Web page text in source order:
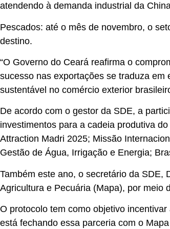
atendendo à demanda industrial da
Pescados: até o mês de novembro, o
destino.
“O Governo do Ceará reafirma o
sucesso nas exportações se traduza
sustentável no comércio exterior
De acordo com o gestor da SDE, a
investimentos para a cadeia produtiva
Attraction Madri 2025; Missão
Gestão de Água, Irrigação e Energia;
Também este ano, o secretário da SDE,
Agricultura e Pecuária (Mapa), por meio
O protocolo tem como objetivo
está fechando essa parceria com o